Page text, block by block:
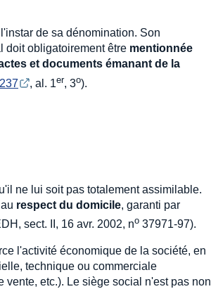
de sa dénomination. Son
doit obligatoirement être mentionnée
et documents émanant de la
, al. 1er, 3o).
ne lui soit pas totalement assimilable.
respect du domicile, garanti par
sect. II, 16 avr. 2002, no 37971-97).
l'activité économique de la société, en
technique ou commerciale
etc.). Le siège social n'est pas non